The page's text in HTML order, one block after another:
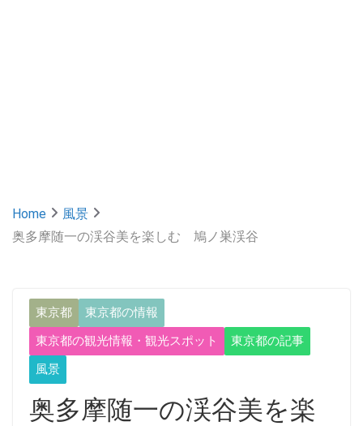
Home
風景
奥多摩随一の渓谷美を楽しむ 鳩ノ巣渓谷
東京都
東京都の情報
東京都の観光情報・観光スポット
東京都の記事
風景
奥多摩随一の渓谷美を楽